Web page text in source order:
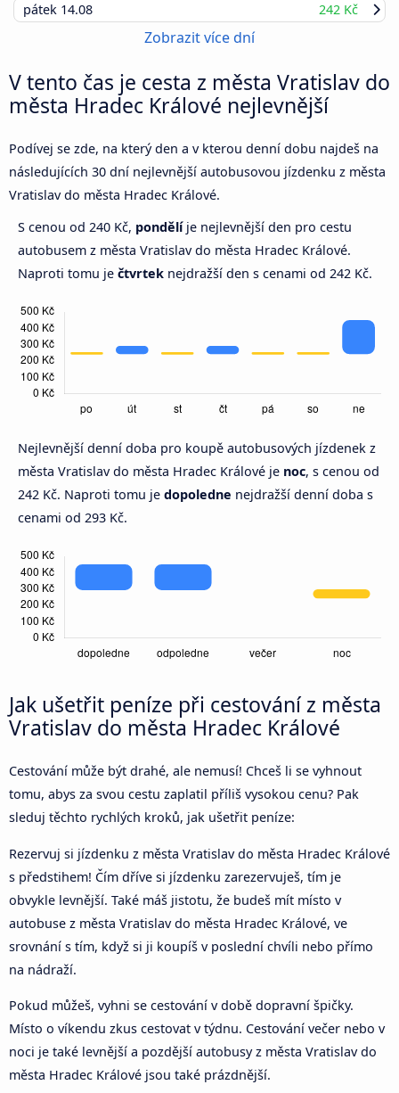
pátek 14.08 242 Kč
Zobrazit více dní
V tento čas je cesta z města Vratislav do
města Hradec Králové nejlevnější
Podívej se zde, na který den a v kterou denní dobu najdeš na
následujících 30 dní nejlevnější autobusovou jízdenku z města
Vratislav do města Hradec Králové.
S cenou od 240 Kč, pondělíje nejlevnější den pro cestu
autobusem z města Vratislav do města Hradec Králové.
Naproti tomu je čtvrtek nejdražší den s cenami od 242 Kč.
Nejlevnější denní doba pro koupě autobusových jízdenek z
města Vratislav do města Hradec Králové je noc, s cenou od
242 Kč. Naproti tomu je dopoledne nejdražší denní doba s
cenami od 293 Kč.
Jak ušetřit peníze při cestování z města
Vratislav do města Hradec Králové
Cestování může být drahé, ale nemusí! Chceš li se vyhnout
tomu, abys za svou cestu zaplatil příliš vysokou cenu? Pak
sleduj těchto rychlých kroků, jak ušetřit peníze:
Rezervuj si jízdenku z města Vratislav do města Hradec Králové
s předstihem! Čím dříve si jízdenku zarezervuješ, tím je
obvykle levnější. Také máš jistotu, že budeš mít místo v
autobuse z města Vratislav do města Hradec Králové, ve
srovnání s tím, když si ji koupíš v poslední chvíli nebo přímo
na nádraží.
Pokud můžeš, vyhni se cestování v době dopravní špičky.
Místo o víkendu zkus cestovat v týdnu. Cestování večer nebo v
noci je také levnější a pozdější autobusy z města Vratislav do
města Hradec Králové jsou také prázdnější.